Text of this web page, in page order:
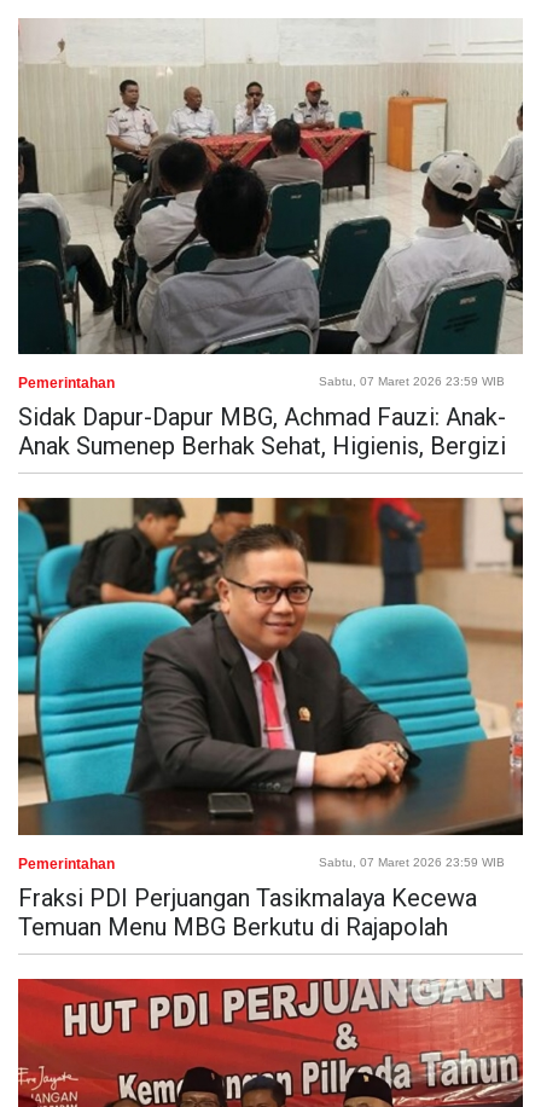
Pemerintahan Sabtu, 07 Maret 2026 23:59 WIB
Sidak Dapur-Dapur MBG, Achmad Fauzi: Anak-
Anak Sumenep Berhak Sehat, Higienis, Bergizi
Pemerintahan Sabtu, 07 Maret 2026 23:59 WIB
Fraksi PDI Perjuangan Tasikmalaya Kecewa
Temuan Menu MBG Berkutu di Rajapolah